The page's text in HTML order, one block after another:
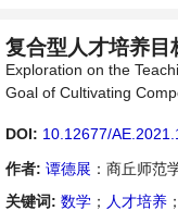
复合型人才培养目
Exploration on the
Goal of Cultivating
DOI: 10.12677/
作者: 谭德展 ：商丘师范
关键词: 数学 ； 人才培养 ；